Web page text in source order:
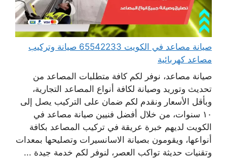
صيانة مصاعد في الكويت 65542233 صيانة وتركيب
مصاعد كهربائية
صيانة مصاعد، نوفر لكم كافة متطلبات المصاعد من
تحديث وتوريد وصيانة لكافة أنواع المصاعد التجارية،
وبأقل الأسعار ونقدم لكم ضمان على التركيب يصل إلى
١٠ سنوات، من خلال أفضل فنيين صيانة مصاعد في
الكويت لديهم خبرة عريقة في تركيب المصاعد بكافة
أنواعها، ويقومون بصيانة الاسانسيرات وتصليحها بمعدات
وتقنيات حديثة تواكب العصر، لنوفر لكم خدمة جيدة ...